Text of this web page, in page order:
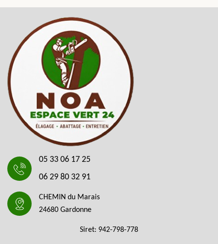
05 33 06 17 25
06 29 80 32 91
CHEMIN du Marais
24680 Gardonne
Siret: 942-798-778